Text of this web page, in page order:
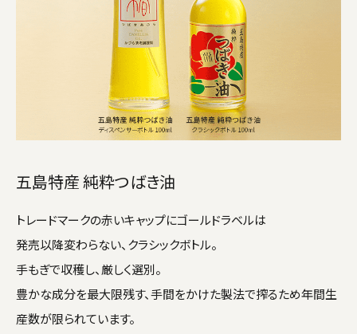
五島特産 純粋つばき油
トレードマークの赤いキャップにゴールドラベルは
発売以降変わらない、クラシックボトル。
手もぎで収穫し、厳しく選別。
豊かな成分を最大限残す、手間をかけた製法で搾るため年間生
産数が限られています。